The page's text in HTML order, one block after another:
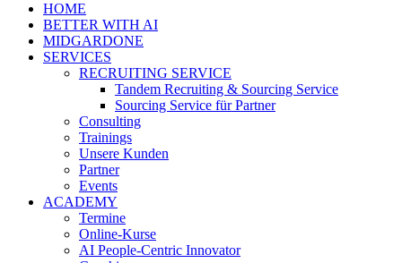
HOME
BETTER WITH AI
MIDGARDONE
SERVICES
RECRUITING SERVICE
Tandem Recruiting & Sourcing Service
Sourcing Service für Partner
Consulting
Trainings
Unsere Kunden
Partner
Events
ACADEMY
Termine
Online-Kurse
AI People-Centric Innovator